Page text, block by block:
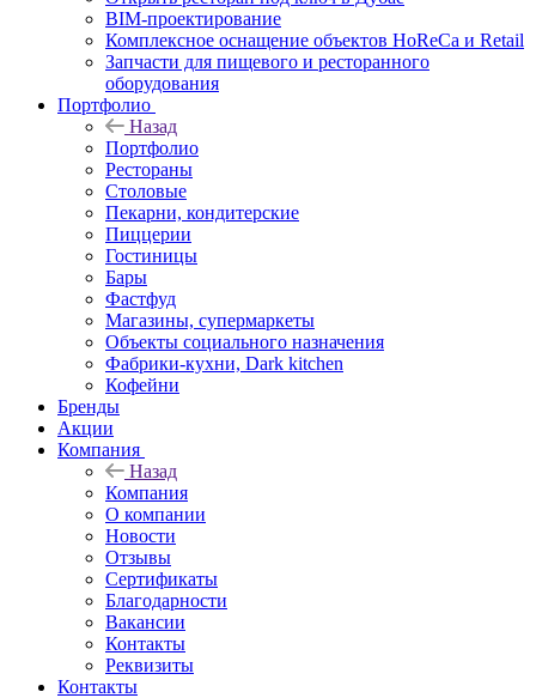
BIM-проектирование
Комплексное оснащение объектов HoReCa и Retail
Запчасти для пищевого и ресторанного
оборудования
Портфолио
Назад
Портфолио
Рестораны
Столовые
Пекарни, кондитерские
Пиццерии
Гостиницы
Бары
Фастфуд
Магазины, супермаркеты
Объекты социального назначения
Фабрики-кухни, Dark kitchen
Кофейни
Бренды
Акции
Компания
Назад
Компания
О компании
Новости
Отзывы
Сертификаты
Благодарности
Вакансии
Контакты
Реквизиты
Контакты